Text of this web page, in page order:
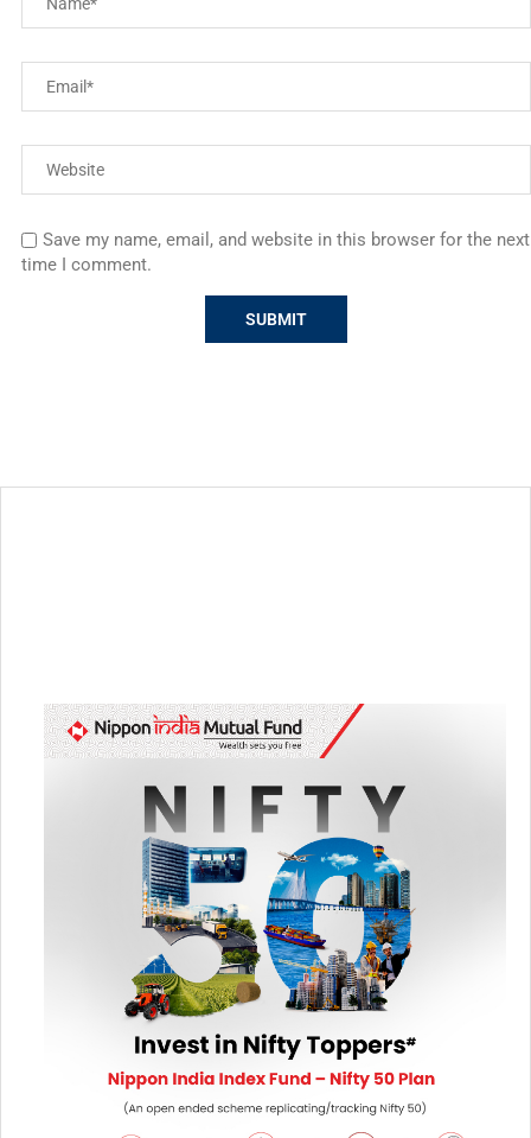
Save my name, email, and website in this browser for the next
time I comment.